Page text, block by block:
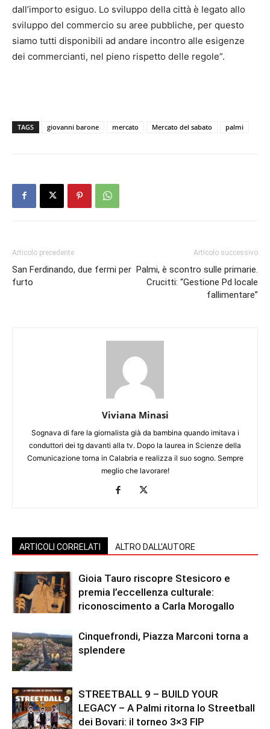
dall’importo esiguo. Lo sviluppo della città è legato allo
sviluppo del commercio su aree pubbliche, per questo
siamo tutti disponibili ad andare incontro alle esigenze
dei commercianti, nel pieno rispetto delle regole”.
TAGS giovanni barone mercato Mercato del sabato palmi
Articolo precedente
San Ferdinando, due fermi per
furto
Articolo successivo
Palmi, è scontro sulle primarie.
Crucitti: “Gestione Pd locale
fallimentare”
Viviana Minasi
Sognava di fare la giornalista già da bambina quando imitava i
conduttori dei tg davanti alla tv. Dopo la laurea in Scienze della
Comunicazione torna in Calabria e realizza il suo sogno. Sempre
meglio che lavorare!
ARTICOLI CORRELATI ALTRO DALL'AUTORE
Gioia Tauro riscopre Stesicoro e
premia l’eccellenza culturale:
riconoscimento a Carla Morogallo
Cinquefrondi, Piazza Marconi torna a
splendere
STREETBALL 9 – BUILD YOUR
LEGACY – A Palmi ritorna lo Streetball
dei Bovari: il torneo 3×3 FIP